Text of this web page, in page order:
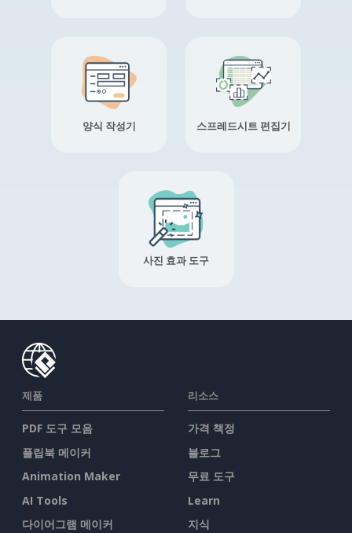
양식 작성기 스프레드시트 편집기
사진 효과 도구
제품
PDF 도구 모음
플립북 메이커
Animation Maker
AI Tools
다이어그램 메이커
리소스
가격 책정
블로그
무료 도구
Learn
지식